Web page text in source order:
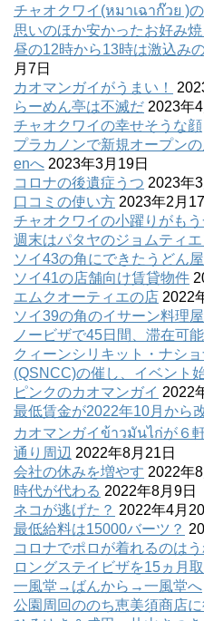
チャオクワイ(หมาเฉาก๊วย )
思いのほか安かったお好み焼
昼の12時から13時は激込み
月7日
カオマンガイがうまい！
らーめん亭は不滅だ 2023年
チャオクワイの幸せそうな顔
プラカノンで新規オープン
enへ 2023年3月19日
コロナの後遺症うつ 2023年
口コミの使い方 2023年2月
チャオクワイの小躍りがも
週末はパタヤのジョムティエ
ソイ43の角にできたうどん
ソイ41の店舗向け賃貸物件
エムクオーティエの店 2022
ソイ39の角のイサーン料理
ノービザで45日間、滞在可能
クィーンシリキット・ナシ
(QSNCC)の催し、イベント
ピンクのカオマンガイ 2022
最低賃金が2022年10月から
カオマンガイข้าวมันไก่が６
通り周辺 2022年8月21日
会社の休みを増やす 2022年
時代が代わる 2022年8月9日
ネコが逃げた？ 2022年4月
最低給料は15000バーツ？
コロナでポロが着れるのは
ロングステイビザを15ヵ月
一風堂→ばんから→一風堂へ
公園周回ののち恵美須商店に